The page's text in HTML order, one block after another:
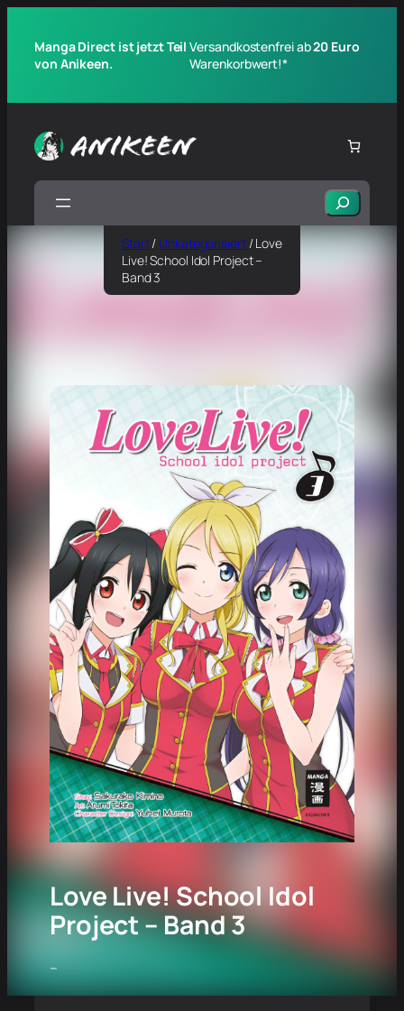
Manga Direct ist jetzt Teil
von Anikeen.
Versandkostenfrei ab20 Euro
Warenkorbwert!*
Suchen
Start/ Unkategorisiert/ Love
Live! School Idol Project –
Band 3
Love Live! School Idol
Project – Band 3
–